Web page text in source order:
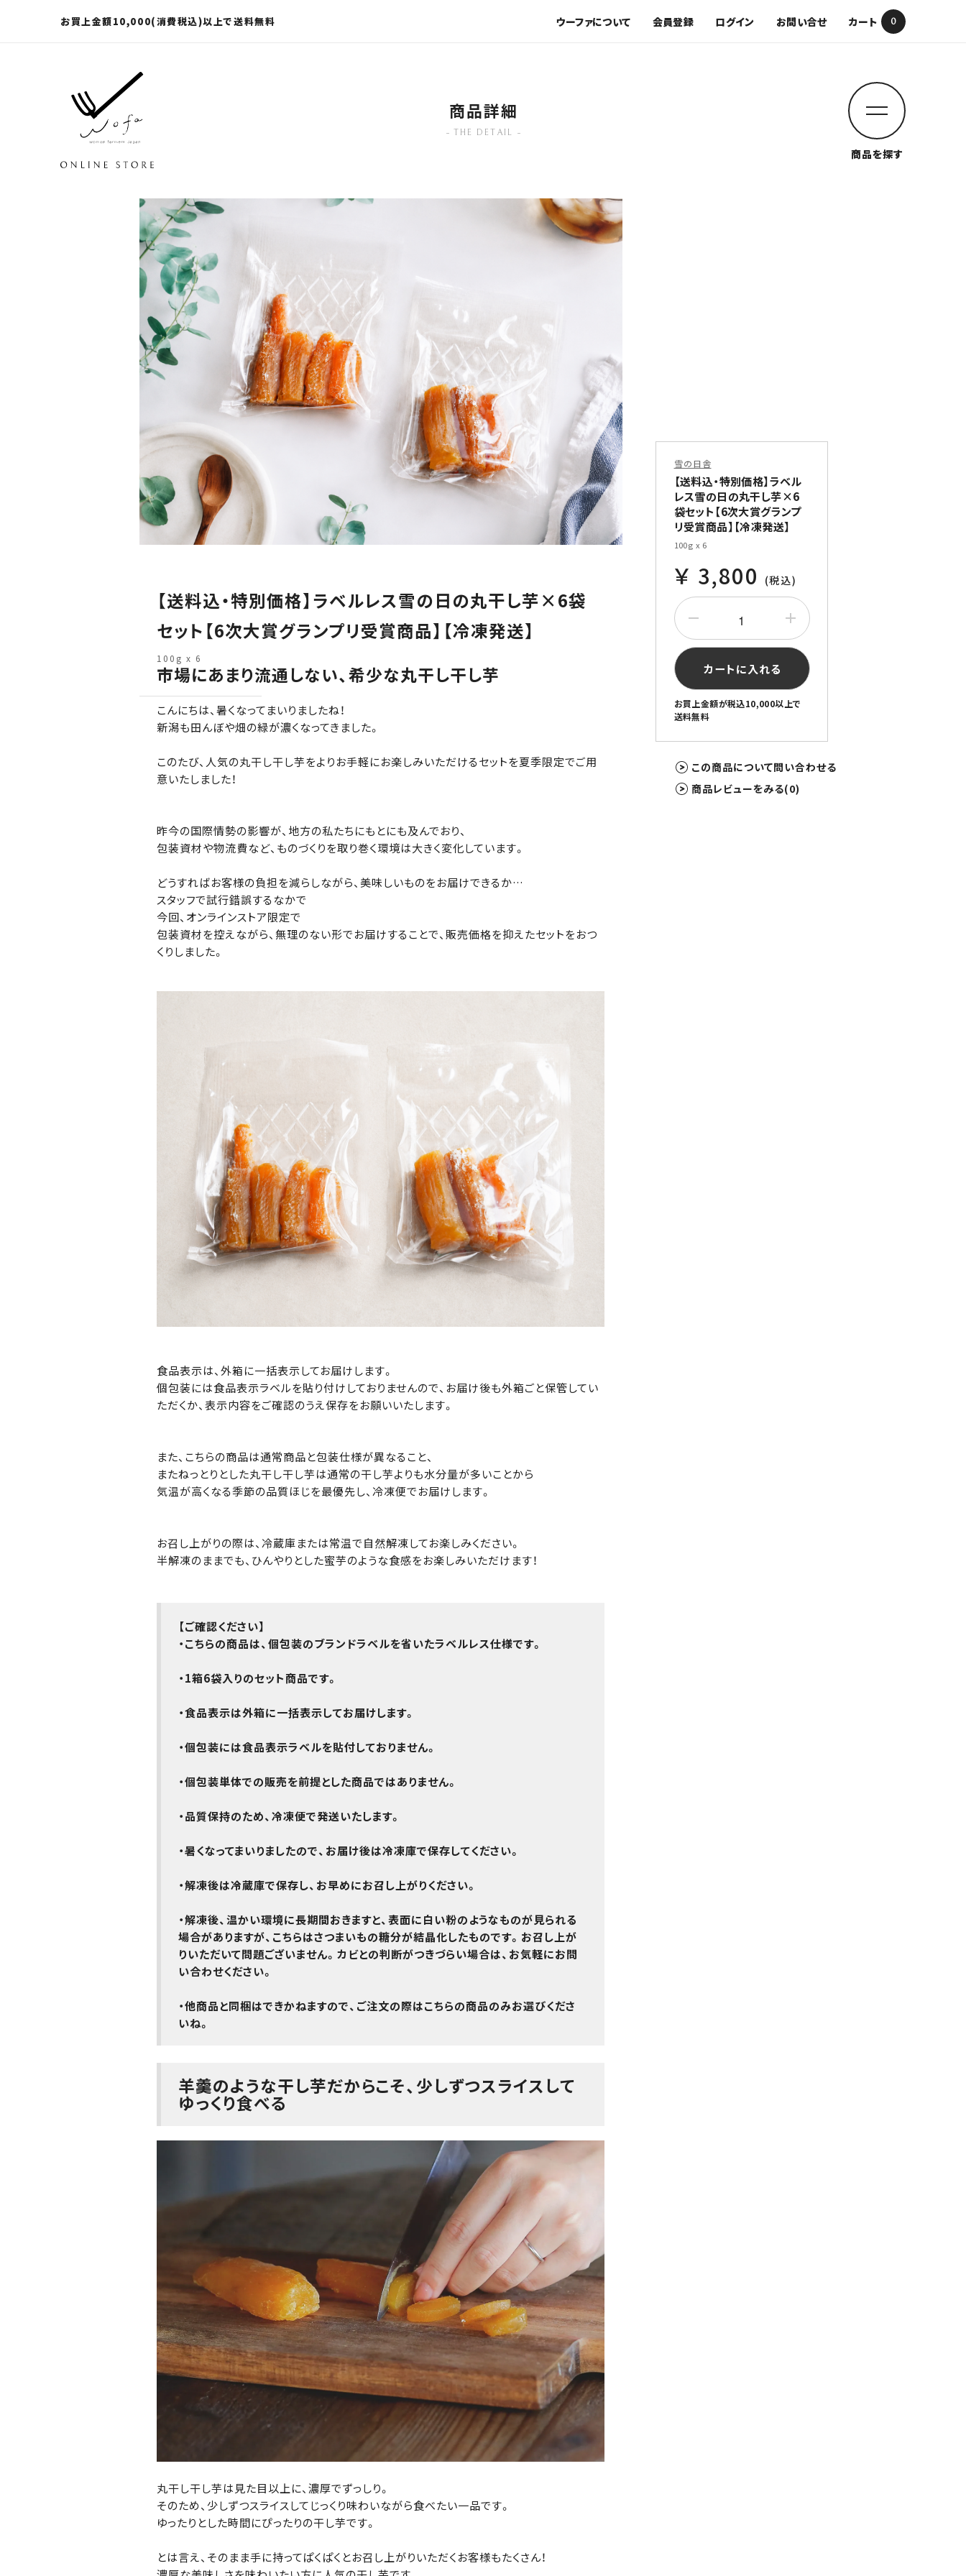
お買上金額10,000(消費税込)以上で送料無料 ウーファについて 会員登録 ログイン お問い合せ カート 0
商品詳細
THE DETAIL
商品を探す
【送料込・特別価格】ラベルレス雪の日の丸干し芋×6袋
セット【6次大賞グランプリ受賞商品】【冷凍発送】
100g x 6
市場にあまり流通しない、希少な丸干し干し芋
こんにちは、暑くなってまいりましたね！
新潟も田んぼや畑の緑が濃くなってきました。
このたび、人気の丸干し干し芋をよりお手軽にお楽しみいただけるセットを夏季限定でご用
意いたしました！
昨今の国際情勢の影響が、地方の私たちにもとにも及んでおり、
包装資材や物流費など、ものづくりを取り巻く環境は大きく変化しています。
どうすればお客様の負担を減らしながら、美味しいものをお届けできるか…
スタッフで試行錯誤するなかで
今回、オンラインストア限定で
包装資材を控えながら、無理のない形でお届けすることで、販売価格を抑えたセットをおつ
くりしました。
食品表示は、外箱に一括表示してお届けします。
個包装には食品表示ラベルを貼り付けしておりませんので、お届け後も外箱ごと保管してい
ただくか、表示内容をご確認のうえ保存をお願いいたします。
また、こちらの商品は通常商品と包装仕様が異なること、
またねっとりとした丸干し干し芋は通常の干し芋よりも水分量が多いことから
気温が高くなる季節の品質ほじを最優先し、冷凍便でお届けします。
お召し上がりの際は、冷蔵庫または常温で自然解凍してお楽しみください。
半解凍のままでも、ひんやりとした蜜芋のような食感をお楽しみいただけます！
【ご確認ください】
・こちらの商品は、個包装のブランドラベルを省いたラベルレス仕様です。
・1箱6袋入りのセット商品です。
・食品表示は外箱に一括表示してお届けします。
・個包装には食品表示ラベルを貼付しておりません。
・個包装単体での販売を前提とした商品ではありません。
・品質保持のため、冷凍便で発送いたします。
・暑くなってまいりましたので、お届け後は冷凍庫で保存してください。
・解凍後は冷蔵庫で保存し、 お早めにお召し上がりください。
・解凍後、温かい環境に長期間おきますと、表面に白い粉のようなものが見られる
場合がありますが、こちらはさつまいもの糖分が結晶化したものです。お召し上が
りいただいて問題ございません。カビとの判断がつきづらい場合は、お気軽にお問
い合わせください。
・他商品と同梱はできかねますので、ご注文の際はこちらの商品のみお選びくださ
羊羹のような干し芋だからこそ、少しずつスライスして
ゆっくり食べる
丸干し干し芋は見た目以上に、濃厚でずっしり。
そのため、少しずつスライスしてじっくり味わいながら食べたい一品です。
ゆったりとした時間にぴったりの干し芋です。
とは言え、そのまま手に持ってぱくぱくとお召し上がりいただくお客様もたくさん！
雪の日舎
【送料込・特別価格】ラベル
レス雪の日の丸干し芋×6
袋セット【6次大賞グランプ
リ受賞商品】【冷凍発送】
100g x 6
3,800
カートに入れる
お買上金額が税込10,000以上で
送料無料
この商品について問い合わせる
商品レビューをみる(0)
お買上金額10,000(消費税込)以上で送料無料
閉じる
ブランドから探す -
雪の日舎 雪国ドルチェ
カテゴリから探す
全商品 丸干し芋 平干し芋 パン・スイーツ
キッズ用品 お得な定期便
特定商取引法に基づく表記 プライバシーポリシー ご利用ガイド よくある質問
カートをみる 0